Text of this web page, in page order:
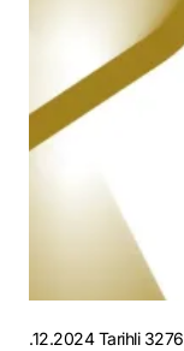
31.12.2024 Tarihli